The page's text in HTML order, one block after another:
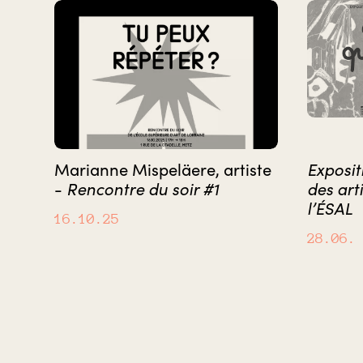
Marianne Mispeläere, artiste
- Rencontre du soir #1
16.10.25
des
l’ÉSAL
28.06.